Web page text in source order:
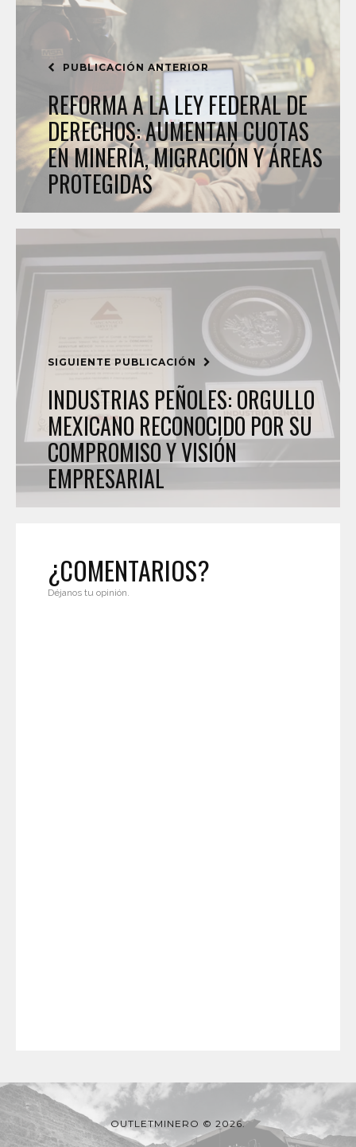
PUBLICACIÓN ANTERIOR
REFORMA A LA LEY FEDERAL DE
DERECHOS: AUMENTAN CUOTAS
EN MINERÍA, MIGRACIÓN Y ÁREAS
PROTEGIDAS
SIGUIENTE PUBLICACIÓN
INDUSTRIAS PEÑOLES: ORGULLO
MEXICANO RECONOCIDO POR SU
COMPROMISO Y VISIÓN
EMPRESARIAL
¿COMENTARIOS?
Déjanos tu opinión.
OUTLETMINERO © 2026.